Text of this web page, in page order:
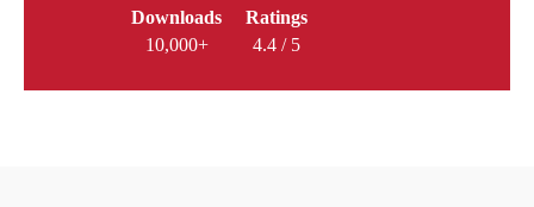
Downloads
10,000+
Ratings
4.4 / 5